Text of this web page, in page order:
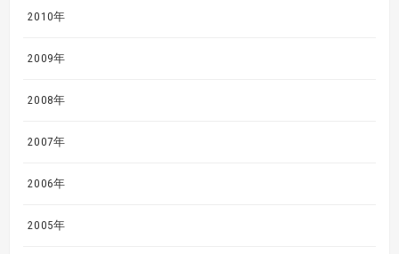
2010年
2009年
2008年
2007年
2006年
2005年